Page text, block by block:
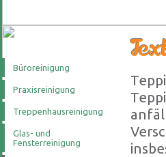
Büroreinigung
Praxisreinigung
Treppenhausreinigung
Glas- und
Fensterreinigung